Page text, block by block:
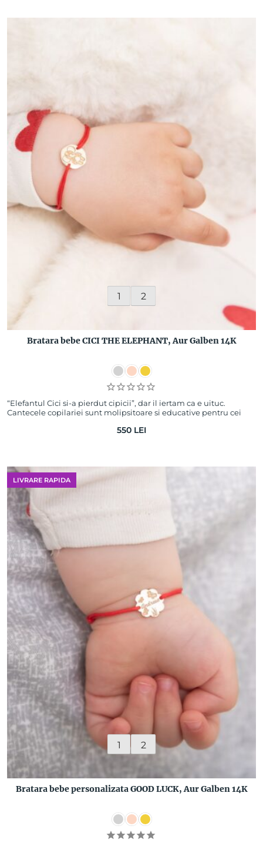
1 2
Bratara bebe CICI THE ELEPHANT, Aur Galben 14K
“Elefantul Cici si-a pierdut cipicii”, dar il iertam ca e uituc.
Cantecele copilariei sunt molipsitoare si educative pentru cei
550 LEI
LIVRARE RAPIDA
1 2
Bratara bebe personalizata GOOD LUCK, Aur Galben 14K